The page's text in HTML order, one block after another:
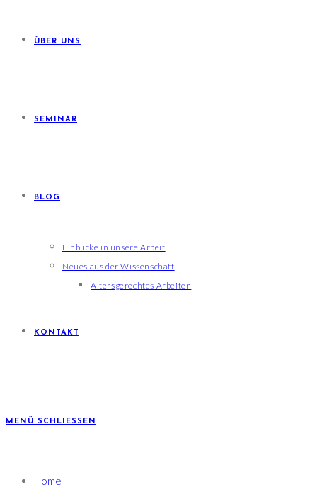
ÜBER UNS
SEMINAR
BLOG
Einblicke in unsere Arbeit
Neues aus der Wissenschaft
Altersgerechtes Arbeiten
KONTAKT
MENÜ SCHLIESSEN
Home